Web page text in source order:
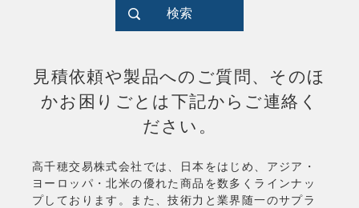
検索
見積依頼や製品へのご質問、そのほ
かお困りごとは下記からご連絡く
ださい。
高千穂交易株式会社では、日本をはじめ、アジア・
ヨーロッパ・北米の優れた商品を数多くラインナッ
プしております。また、技術力と業界随一のサプラ